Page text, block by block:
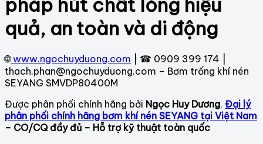
pháp hút chất lỏng hiệu
quả, an toàn và di động
🌐 www.ngochuyduong.com | ☎ 0909 399 174 |
thach.phan@ngochuyduong.com – Bơm trống khí nén
SEYANG SMVDP80400M
Được phân phối chính hãng bởi Ngọc Huy Dương, Đại lý
phân phối chính hãng bơm khí nén SEYANG tại Việt Nam
– CO/CQ đầy đủ – Hỗ trợ kỹ thuật toàn quốc